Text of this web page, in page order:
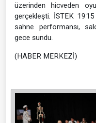
üzerinden hicveden
gerçekleşti. İSTEK 1915
sahne performansı,
gece sundu.
(HABER MERKEZİ)